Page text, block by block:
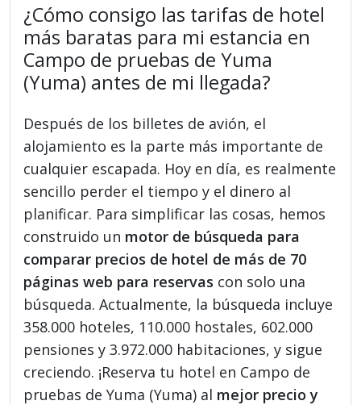
¿Cómo consigo las tarifas de hotel
más baratas para mi estancia en
Campo de pruebas de Yuma
(Yuma) antes de mi llegada?
Después de los billetes de avión, el
alojamiento es la parte más importante de
cualquier escapada. Hoy en día, es realmente
sencillo perder el tiempo y el dinero al
planificar. Para simplificar las cosas, hemos
construido un motor de búsqueda para
comparar precios de hotel de más de 70
páginas web para reservas con solo una
búsqueda. Actualmente, la búsqueda incluye
358.000 hoteles, 110.000 hostales, 602.000
pensiones y 3.972.000 habitaciones, y sigue
creciendo. ¡Reserva tu hotel en Campo de
pruebas de Yuma (Yuma) al mejor precio y